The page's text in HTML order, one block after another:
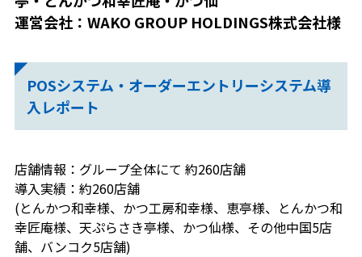
運営会社：WAKO GROUP HOLDINGS株式会社様
POSシステム・オーダーエントリーシステム導
入レポート
店舗情報：グループ全体にて 約260店舗
導入実績：約260店舗
(とんかつ和幸様、かつ工房和幸様、恵亭様、とんかつ和
幸匠庵様、天ぷらさき亭様、かつ仙様、その他中国5店
舗、バンコク5店舗)